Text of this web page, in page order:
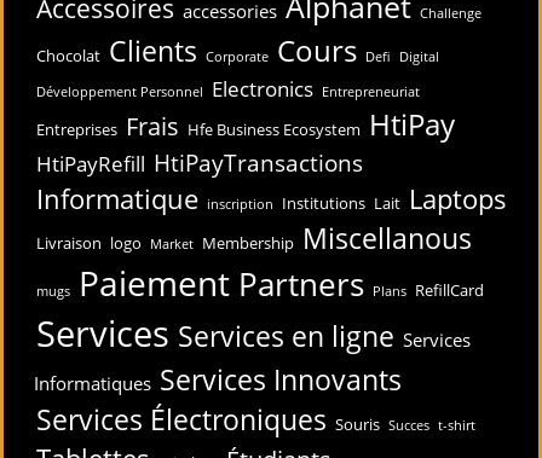
Accessoires accessories Challenge
Chocolat Clients Corporate Cours Defi Digital
Développement Personnel Electronics Entrepreneuriat
Entreprises Frais Hfe Business Ecosystem HtiPay
HtiPayRefill HtiPayTransactions
Informatique inscription Institutions Lait Laptops
Livraison logo Market Membership Miscellanous
mugs Paiement Partners Plans RefillCard
Services Services en ligne Services
Informatiques Services Innovants
Services Électroniques Souris Succes t-shirt